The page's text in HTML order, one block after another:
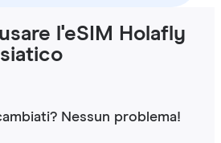
l'eSIM Holafly
Nessun problema!